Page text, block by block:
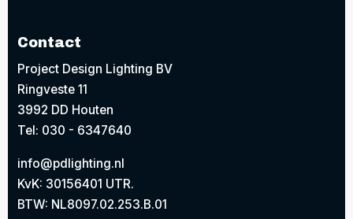
Contact
Project Design Lighting BV
Ringveste 11
3992 DD Houten
Tel: 030 - 6347640
info@pdlighting.nl
KvK: 30156401 UTR.
BTW: NL8097.02.253.B.01